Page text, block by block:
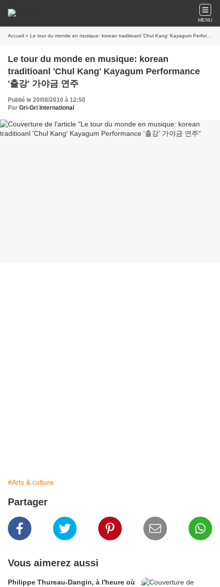
MENU
Accueil » Le tour du monde en musique: korean traditioanl 'Chul Kang' Kayagum Performance '출강' 가야금 연주
Le tour du monde en musique: korean
traditioanl 'Chul Kang' Kayagum Performance
'출강' 가야금 연주
Publié le 20/08/2010 à 12:50
Par Gri-Gri International
#Arts & culture
Partager
Vous aimerez aussi
Philippe Thureau-Dangin, à l'heure où